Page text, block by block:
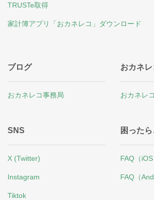
TRUSTe取得
家計簿アプリ「おカネレコ」ダウンロード
ブログ
おカネレコ事務局
おカネ
おカネレ
SNS
X (Twitter)
Instagram
Tiktok
困った
FAQ（iOS
FAQ（